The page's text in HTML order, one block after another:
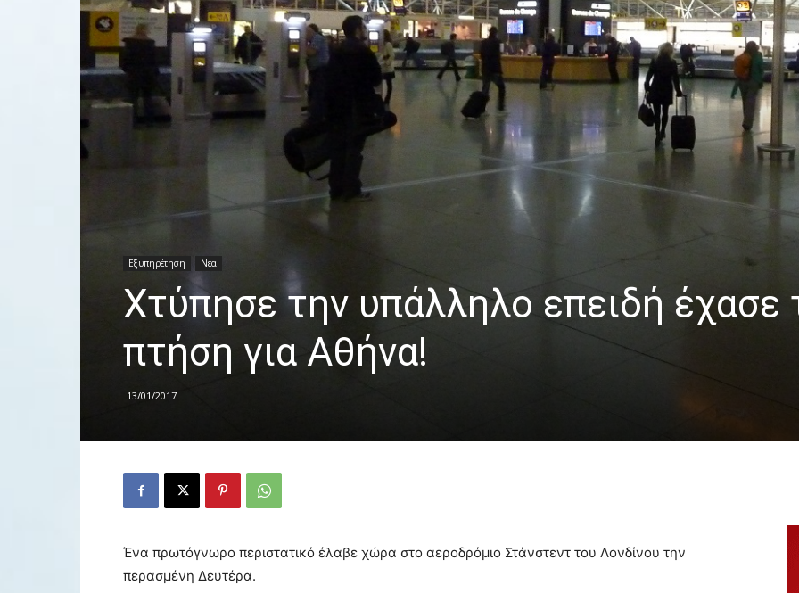
Εξυπηρέτηση Νέα
Χτύπησε την υπάλληλο επειδή έχασε
πτήση για Αθήνα!
13/01/2017
Ένα πρωτόγνωρο περιστατικό έλαβε χώρα στο αεροδρόμιο Στάνστεντ του Λονδίνου την
περασμένη Δευτέρα.